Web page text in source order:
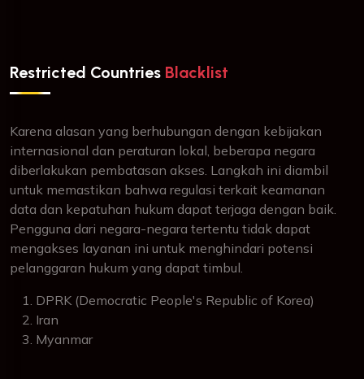
Restricted Countries Blacklist
Karena alasan yang berhubungan dengan kebijakan
internasional dan peraturan lokal, beberapa negara
diberlakukan pembatasan akses. Langkah ini diambil
untuk memastikan bahwa regulasi terkait keamanan
data dan kepatuhan hukum dapat terjaga dengan baik.
Pengguna dari negara-negara tertentu tidak dapat
mengakses layanan ini untuk menghindari potensi
pelanggaran hukum yang dapat timbul.
DPRK (Democratic People's Republic of Korea)
Iran
Myanmar